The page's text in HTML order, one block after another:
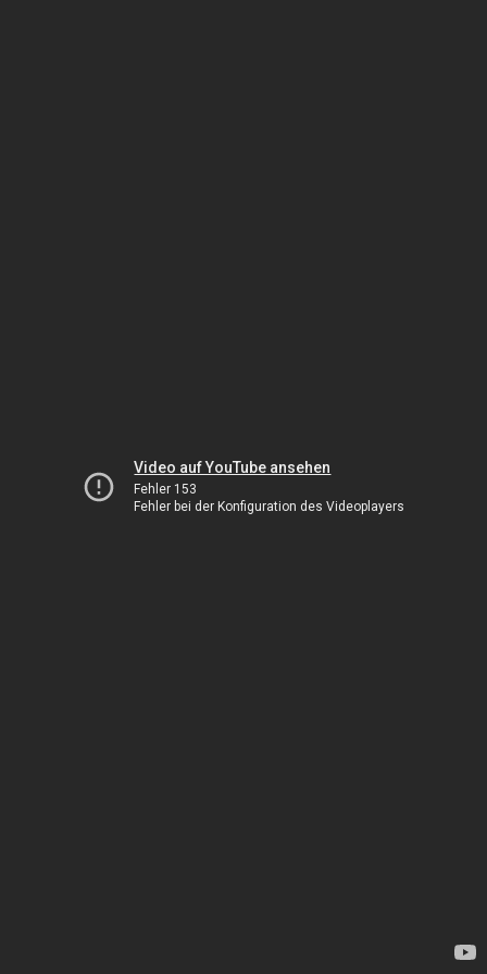
Video auf YouTube ansehen
Fehler 153
Fehler bei der Konfiguration des Videoplayers